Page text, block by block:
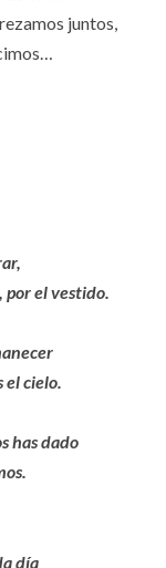
juntos,
por el vestido.
el cielo.
has dado
día